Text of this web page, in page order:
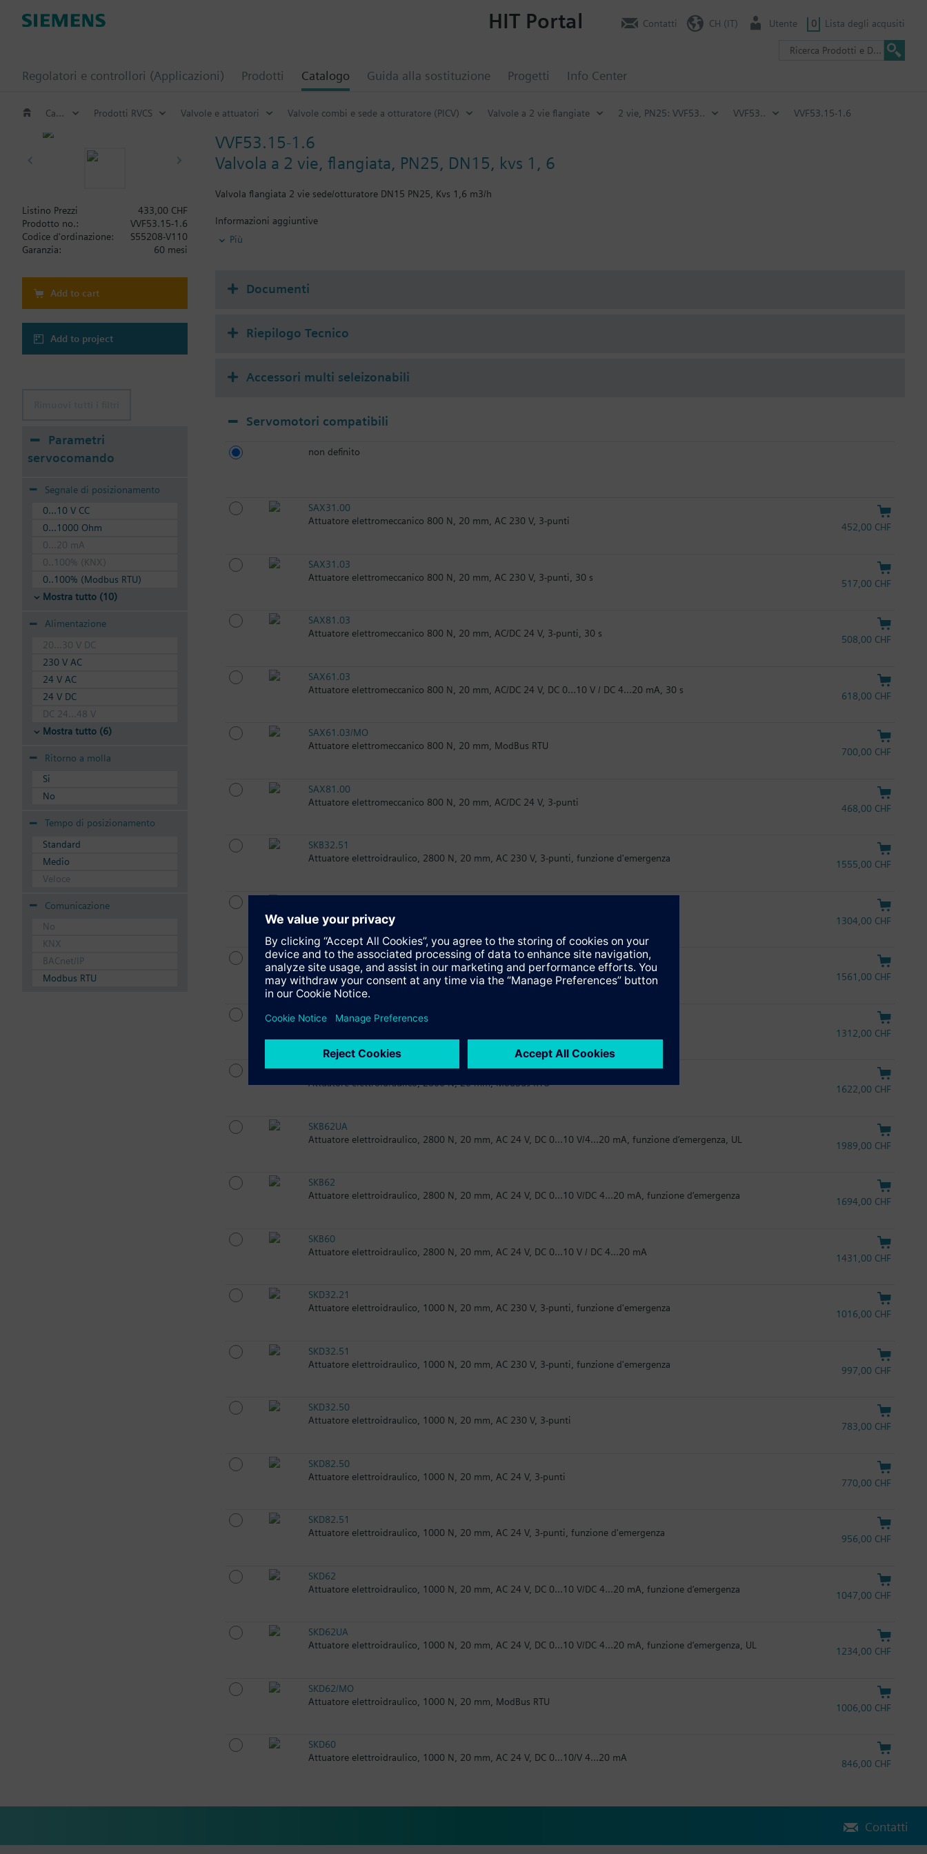
Regolatori e controllori (Applicazioni) Prodotti Catalogo Guida alla sostituzione Progetti Info Center
HIT Portal Contatti CH (IT) Utente 0 Lista degli acqusiti
Catalogo Prodotti RVCS Valvole e attuatori Valvole combi e sede a otturatore (PICV) Valvole a 2 vie flangiate 2 vie, PN25: VVF53.. VVF53.. VVF53.15-1.6
VVF53.15-1.6
Valvola a 2 vie, flangiata, PN25, DN15, kvs 1, 6
Valvola flangiata 2 vie sede/otturatore DN15 PN25, Kvs 1,6 m3/h
Informazioni aggiuntive
Quando si utilizzano le valvole dei modelli V..F43.., V..F53.. con un elemento di riscaldamento a stelo e una temperatura del fluido inferiore a -5 °C, la
guarnizione ad albero deve essere sostituita.
Più
Listino Prezzi
433,00 CHF
Prodotto no.:
VVF53.15-1.6
Codice d'ordinazione:
S55208-V110
Garanzia:
60 mesi
Add to cart
Add to project
Parametri
servocomando
Segnale di posizionamento
0...10 V CC
0...1000 Ohm
0...20 mA
0..100% (KNX)
0..100% (Modbus RTU)
Mostra tutto (10)
Alimentazione
20...30 V DC
230 V AC
24 V AC
24 V DC
DC 24...48 V
Mostra tutto (6)
Ritorno a molla
Si
No
Tempo di posizionamento
Standard
Medio
Veloce
Comunicazione
No
KNX
BACnet/IP
Modbus RTU
Documenti
Riepilogo Tecnico
Accessori multi seleizonabili
Servomotori compatibili
non definito
SAX31.00
Attuatore elettromeccanico 800 N, 20 mm, AC 230 V, 3-punti
452,00 CHF
SAX31.03
Attuatore elettromeccanico 800 N, 20 mm, AC 230 V, 3-punti, 30 s
517,00 CHF
SAX81.03
Attuatore elettromeccanico 800 N, 20 mm, AC/DC 24 V, 3-punti, 30 s
508,00 CHF
SAX61.03
Attuatore elettromeccanico 800 N, 20 mm, AC/DC 24 V, DC 0…10 V / DC 4…20 mA, 30 s
618,00 CHF
SAX61.03/MO
Attuatore elettromeccanico 800 N, 20 mm, ModBus RTU
700,00 CHF
SAX81.00
Attuatore elettromeccanico 800 N, 20 mm, AC/DC 24 V, 3-punti
468,00 CHF
SKB32.51
Attuatore elettroidraulico, 2800 N, 20 mm, AC 230 V, 3-punti, funzione d'emergenza
1555,00 CHF
Attuatore elettroidraulico, 2800 N, 20 mm, AC 230 V, 3-punti
1304,00 CHF
SKB82.51
Attuatore elettroidraulico, 2800 N, 20 mm, AC 24 V, 3-punti, funzione d'emergenza
1561,00 CHF
SKB82.50
Attuatore elettroidraulico, 2800 N, 20 mm, AC 24 V, 3-punti
1312,00 CHF
SKB62/MO
Attuatore elettroidraulico, 2800 N, 20 mm, ModBus RTU
1622,00 CHF
SKB62UA
Attuatore elettroidraulico, 2800 N, 20 mm, AC 24 V, DC 0...10 V/4...20 mA, funzione d‘emergenza, UL
1989,00 CHF
SKB62
Attuatore elettroidraulico, 2800 N, 20 mm, AC 24 V, DC 0...10 V/DC 4...20 mA, funzione d‘emergenza
1694,00 CHF
SKB60
Attuatore elettroidraulico, 2800 N, 20 mm, AC 24 V, DC 0...10 V / DC 4...20 mA
1431,00 CHF
SKD32.21
Attuatore elettroidraulico, 1000 N, 20 mm, AC 230 V, 3-punti, funzione d'emergenza
1016,00 CHF
SKD32.51
Attuatore elettroidraulico, 1000 N, 20 mm, AC 230 V, 3-punti, funzione d'emergenza
997,00 CHF
SKD32.50
Attuatore elettroidraulico, 1000 N, 20 mm, AC 230 V, 3-punti
783,00 CHF
SKD82.50
Attuatore elettroidraulico, 1000 N, 20 mm, AC 24 V, 3-punti
770,00 CHF
SKD82.51
Attuatore elettroidraulico, 1000 N, 20 mm, AC 24 V, 3-punti, funzione d'emergenza
956,00 CHF
SKD62
Attuatore elettroidraulico, 1000 N, 20 mm, AC 24 V, DC 0...10 V/DC 4...20 mA, funzione d‘emergenza
1047,00 CHF
SKD62UA
Attuatore elettroidraulico, 1000 N, 20 mm, AC 24 V, DC 0...10 V/DC 4...20 mA, funzione d‘emergenza, UL
1234,00 CHF
SKD62/MO
Attuatore elettroidraulico, 1000 N, 20 mm, ModBus RTU
1006,00 CHF
SKD60
Attuatore elettroidraulico, 1000 N, 20 mm, AC 24 V, DC 0...10/V 4...20 mA
846,00 CHF
Contatti